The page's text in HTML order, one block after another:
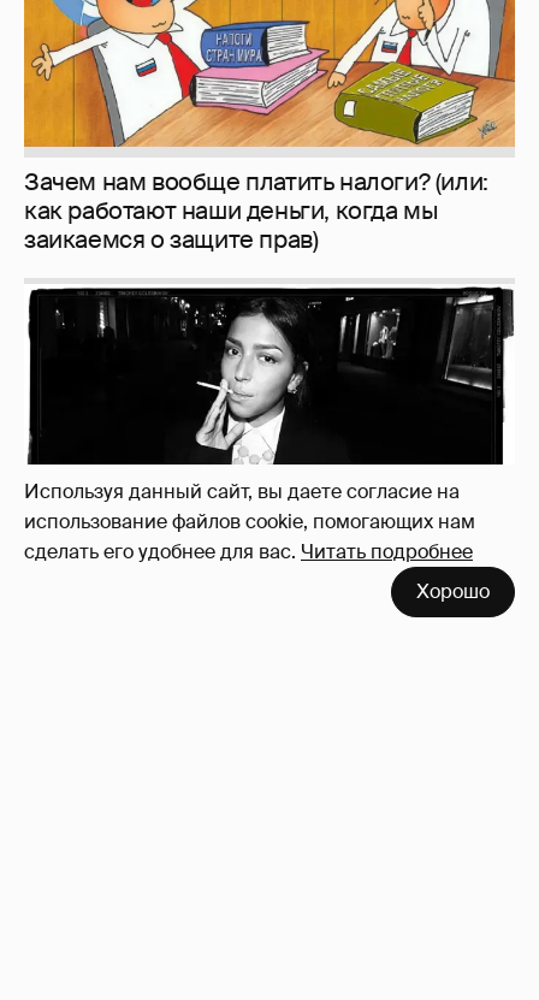
Используя данный сайт, вы даете согласие на
использование файлов cookie, помогающих нам
сделать его удобнее для вас. Читать подробнее
Хорошо
Рублёвские дочки 187